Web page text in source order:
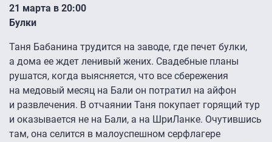
21 марта в 20:00
Булки
Таня Бабанина трудится на заводе, где печет булки,
а дома ее ждет ленивый жених. Свадебные планы
рушатся, когда выясняется, что все сбережения
на медовый месяц на Бали он потратил на айфон
и развлечения. В отчаянии Таня покупает горящий тур
и оказывается не на Бали, а на ШриЛанке. Очутившись
там, она селится в малоуспешном серфлагере